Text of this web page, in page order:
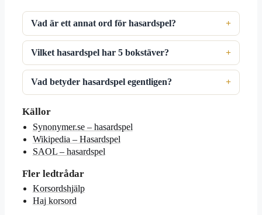
Vad är ett annat ord för hasardspel?
Vilket hasardspel har 5 bokstäver?
Vad betyder hasardspel egentligen?
Källor
Synonymer.se – hasardspel
Wikipedia – Hasardspel
SAOL – hasardspel
Fler ledtrådar
Korsordshjälp
Haj korsord